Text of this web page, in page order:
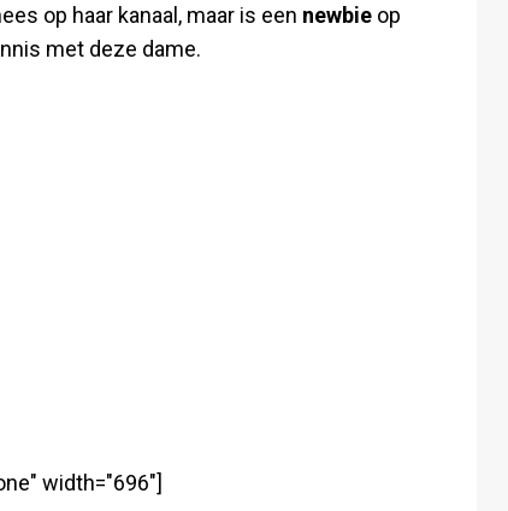
op haar kanaal, maar is een newbie op
met deze dame.
width="696"]